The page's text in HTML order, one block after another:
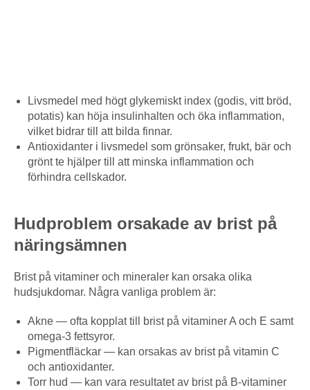
Livsmedel med högt glykemiskt index (godis, vitt bröd,
potatis) kan höja insulinhalten och öka inflammation,
vilket bidrar till att bilda finnar.
Antioxidanter i livsmedel som grönsaker, frukt, bär och
grönt te hjälper till att minska inflammation och
förhindra cellskador.
Hudproblem orsakade av brist på
näringsämnen
Brist på vitaminer och mineraler kan orsaka olika
hudsjukdomar. Några vanliga problem är:
Akne — ofta kopplat till brist på vitaminer A och E samt
omega-3 fettsyror.
Pigmentfläckar — kan orsakas av brist på vitamin C
och antioxidanter.
Torr hud — kan vara resultatet av brist på B-vitaminer